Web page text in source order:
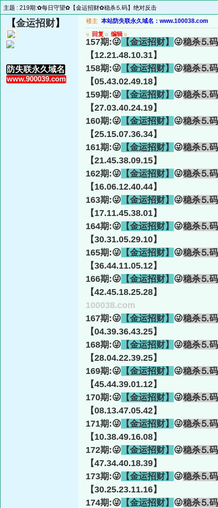
主题 : 219期:✿每日守望✿【金运招财✿稳杀⒌码】绝对反击
【金运招财】
防失联永久域名
www.900039.com
楼主 本站防失联永久域名：www.100038.com
u 回复 u 编辑 u
157期:😜 【金运招财】 😜稳杀⒌码
【12.21.48.10.31】
158期:😜 【金运招财】 😜稳杀⒌码
【05.43.02.49.18】
159期:😜 【金运招财】 😜稳杀⒌码
【27.03.40.24.19】
160期:😜 【金运招财】 😜稳杀⒌码
【25.15.07.36.34】
161期:😜 【金运招财】 😜稳杀⒌码
【21.45.38.09.15】
162期:😜 【金运招财】 😜稳杀⒌码
【16.06.12.40.44】
163期:😜 【金运招财】 😜稳杀⒌码
【17.11.45.38.01】
164期:😜 【金运招财】 😜稳杀⒌码
【30.31.05.29.10】
165期:😜 【金运招财】 😜稳杀⒌码
【36.44.11.05.12】
166期:😜 【金运招财】 😜稳杀⒌码
【42.45.18.25.28】
100038.com
167期:😜 【金运招财】 😜稳杀⒌码
【04.39.36.43.25】
168期:😜 【金运招财】 😜稳杀⒌码
【28.04.22.39.25】
169期:😜 【金运招财】 😜稳杀⒌码
【45.44.39.01.12】
170期:😜 【金运招财】 😜稳杀⒌码
【08.13.47.05.42】
171期:😜 【金运招财】 😜稳杀⒌码
【10.38.49.16.08】
172期:😜 【金运招财】 😜稳杀⒌码
【47.34.40.18.39】
173期:😜 【金运招财】 😜稳杀⒌码
【30.25.23.11.16】
174期:😜 【金运招财】 😜稳杀⒌码